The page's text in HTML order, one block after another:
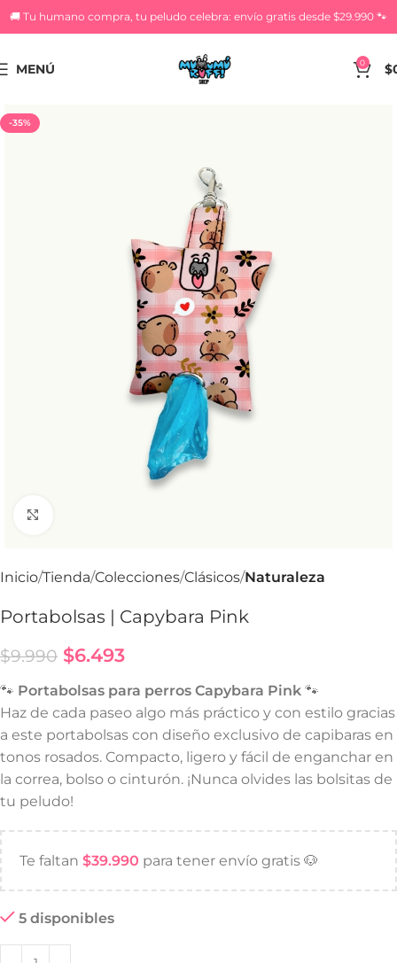
🚚 Tu humano compra, tu peludo celebra: envío gratis desde $29.990 🐾
MENÚ 0 $
-35%
Inicio Tienda Colecciones Clásicos Naturaleza
Portabolsas | Capybara Pink
$9.990 $6.493
🐾 Portabolsas para perros Capybara Pink 🐾
Haz de cada paseo algo más práctico y con estilo gracias
a este portabolsas con diseño exclusivo de capibaras en
tonos rosados. Compacto, ligero y fácil de enganchar en
la correa, bolso o cinturón. ¡Nunca olvides las bolsitas de
tu peludo!
Te faltan $39.990 para tener envío gratis 🐶
5 disponibles